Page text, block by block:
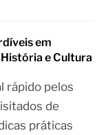
em
e Cultura
rápido pelos
de
práticas